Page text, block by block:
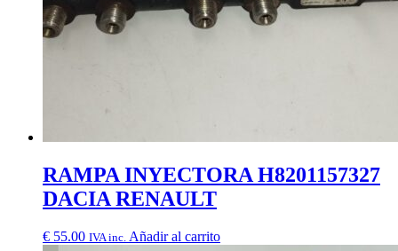
RAMPA INYECTORA H8201157327
DACIA RENAULT
€ 55.00 IVA inc. Añadir al carrito